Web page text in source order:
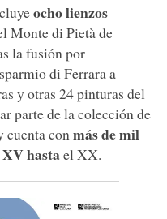
ocho lienzos
Monte di Pietà de
la fusión por
di Ferrara a
y otras 24 pinturas del
parte de la colección de
cuenta con más de mil
XV hastael XX.